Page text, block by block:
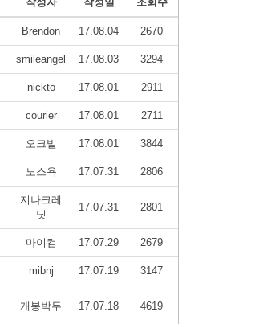
Brendon 17.08.04 2670
smileangel 17.08.03 3294
nickto 17.08.01 2911
courier 17.08.01 2711
오크빌 17.08.01 3844
노스욕 17.07.31 2806
지나크레
딧
17.07.31 2801
마이컴 17.07.29 2679
mibnj 17.07.19 3147
개봉박두 17.07.18 4619